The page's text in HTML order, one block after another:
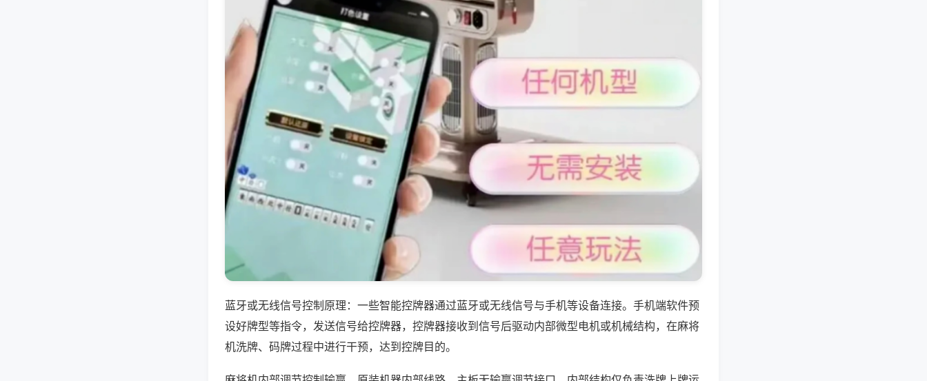
蓝牙或无线信号控制原理：一些智能控牌器通过蓝牙或无线信号与手机等设备连接。手机端软件预
设好牌型等指令，发送信号给控牌器，控牌器接收到信号后驱动内部微型电机或机械结构，在麻将
机洗牌、码牌过程中进行干预，达到控牌目的。